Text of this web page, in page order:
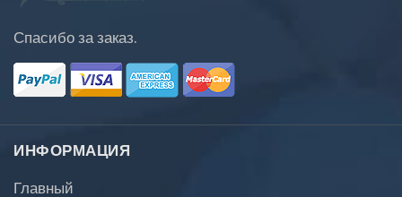
Спасибо за заказ.
ИНФОРМАЦИЯ
Главный